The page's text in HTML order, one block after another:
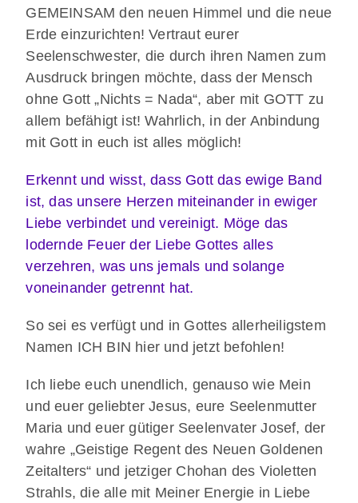
GEMEINSAM den neuen Himmel und die neue
Erde einzurichten! Vertraut eurer
Seelenschwester, die durch ihren Namen zum
Ausdruck bringen möchte, dass der Mensch
ohne Gott „Nichts = Nada“, aber mit GOTT zu
allem befähigt ist! Wahrlich, in der Anbindung
mit Gott in euch ist alles möglich!
Erkennt und wisst, dass Gott das ewige Band
ist, das unsere Herzen miteinander in ewiger
Liebe verbindet und vereinigt. Möge das
lodernde Feuer der Liebe Gottes alles
verzehren, was uns jemals und solange
voneinander getrennt hat.
So sei es verfügt und in Gottes allerheiligstem
Namen ICH BIN hier und jetzt befohlen!
Ich liebe euch unendlich, genauso wie Mein
und euer geliebter Jesus, eure Seelenmutter
Maria und euer gütiger Seelenvater Josef, der
wahre „Geistige Regent des Neuen Goldenen
Zeitalters“ und jetziger Chohan des Violetten
Strahls, die alle mit Meiner Energie in Liebe